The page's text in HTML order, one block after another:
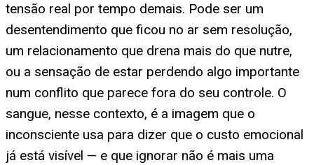
tensão real por tempo demais. Pode ser um
desentendimento que ficou no ar sem resolução,
um relacionamento que drena mais do que nutre,
ou a sensação de estar perdendo algo importante
num conflito que parece fora do seu controle. O
sangue, nesse contexto, é a imagem que o
inconsciente usa para dizer que o custo emocional
já está visível — e que ignorar não é mais uma